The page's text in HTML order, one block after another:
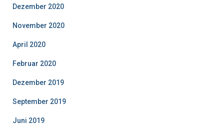
Dezember 2020
November 2020
April 2020
Februar 2020
Dezember 2019
September 2019
Juni 2019